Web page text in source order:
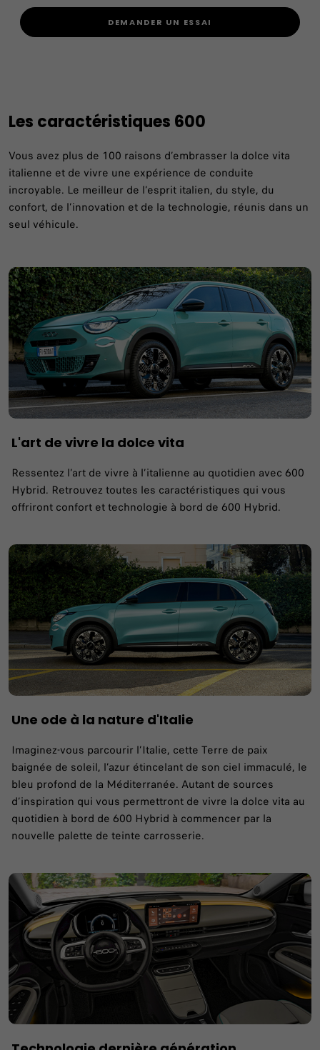
DEMANDER UN ESSAI
Les caractéristiques 600
Vous avez plus de 100 raisons d’embrasser la dolce vita
italienne et de vivre une expérience de conduite
incroyable. Le meilleur de l’esprit italien, du style, du
confort, de l’innovation et de la technologie, réunis dans un
seul véhicule.
L'art de vivre la dolce vita
Ressentez l’art de vivre à l’italienne au quotidien avec 600
Hybrid. Retrouvez toutes les caractéristiques qui vous
offriront confort et technologie à bord de 600 Hybrid.
Une ode à la nature d'Italie
Imaginez-vous parcourir l’Italie, cette Terre de paix
baignée de soleil, l’azur étincelant de son ciel immaculé, le
bleu profond de la Méditerranée. Autant de sources
d’inspiration qui vous permettront de vivre la dolce vita au
quotidien à bord de 600 Hybrid à commencer par la
nouvelle palette de teinte carrosserie.